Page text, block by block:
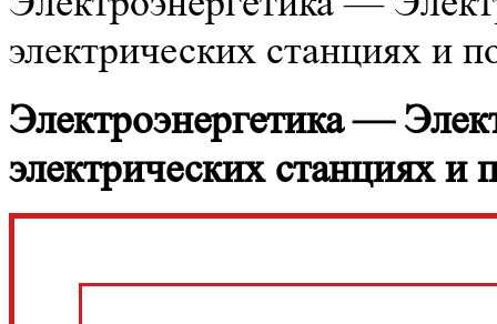
электрических станциях
Электроэнергетика —
электрических станциях